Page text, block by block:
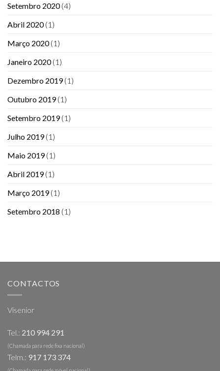
Setembro 2020(4)
Abril 2020(1)
Março 2020(1)
Janeiro 2020(1)
Dezembro 2019(1)
Outubro 2019(1)
Setembro 2019(1)
Julho 2019(1)
Maio 2019(1)
Abril 2019(1)
Março 2019(1)
Setembro 2018 (1)
CONTACTOS
Visenior
Tel.: 210 994 291
(Chamada para rede fixa nacional)
Telm.: 917 173 374